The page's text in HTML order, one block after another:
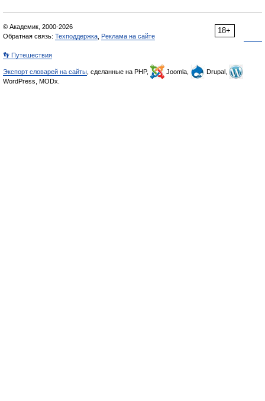
18+
© Академик, 2000-2026
Обратная связь: Техподдержка Реклама на сайте
👣 Путешествия
Экспорт словарей на сайты , сделанные на PHP, Joomla,
Drupal,
WordPress, MODx.